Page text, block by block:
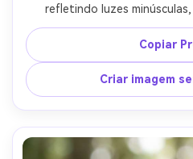
refletindo luzes
profundo, névoa volumétrica
com 85mm f/1.4, close-up
cinematográfico, detalhe
mágico da
Copiar
Criar imagem